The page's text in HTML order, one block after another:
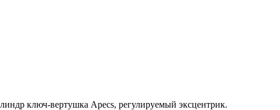
ключ-вертушка Apecs, регулируемый эксцентрик.